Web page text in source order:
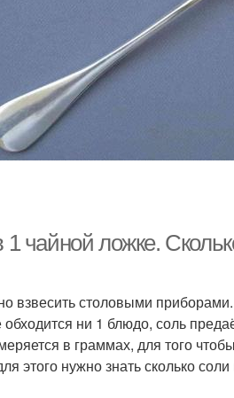
чайной ложке.
взвесить столовыми
ни 1 блюдо, соль
в граммах, для того
этого нужно знать сколько